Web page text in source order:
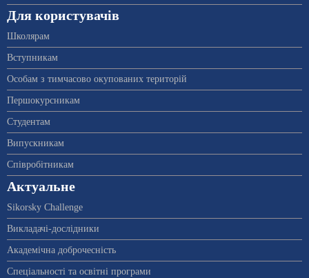
Для користувачів
Школярам
Вступникам
Особам з тимчасово окупованих територій
Першокурсникам
Студентам
Випускникам
Співробітникам
Актуальне
Sikorsky Challenge
Викладачі-дослідники
Академічна доброчесність
Спеціальності та освітні програми